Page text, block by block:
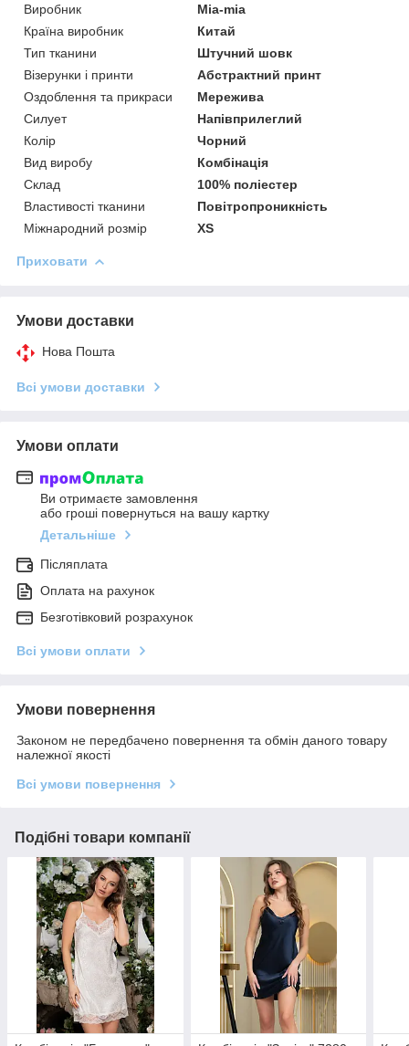
Виробник
Mia-mia
Країна виробник
Китай
Тип тканини
Штучний шовк
Візерунки і принти
Абстрактний принт
Оздоблення та прикраси
Мережива
Силует
Напівприлеглий
Колір
Чорний
Вид виробу
Комбінація
Склад
100% поліестер
Властивості тканини
Повітропроникність
Міжнародний розмір
XS
Приховати
Умови доставки
Нова Пошта
Всі умови доставки
Умови оплати
Ви отримаєте замовлення
або гроші повернуться на вашу картку
Детальніше
Післяплата
Оплата на рахунок
Безготівковий розрахунок
Всі умови оплати
Умови повернення
Законом не передбачено повернення та обмін даного товару
належної якості
Всі умови повернення
Подібні товари компанії